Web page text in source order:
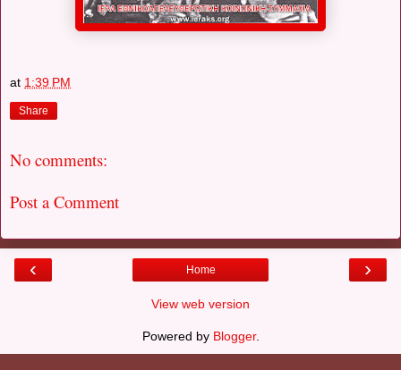
at 1:39 PM
Share
No comments:
Post a Comment
‹ ›
Home
View web version
Powered by Blogger.